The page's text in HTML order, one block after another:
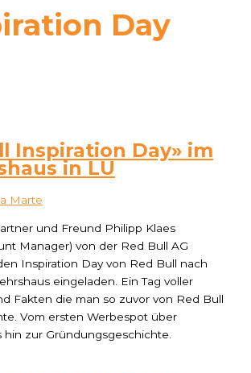
Day
Inspiration Day» im
in LU
Marte
und Freund Philipp Klaes
Manager) von der Red Bull AG
Inspiration Day von Red Bull nach
eingeladen. Ein Tag voller
Fakten die man so zuvor von Red Bull
Vom ersten Werbespot über
hin zur Gründungsgeschichte.